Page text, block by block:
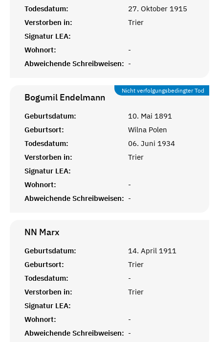
Todesdatum:
27. Oktober 1915
Verstorben in:
Trier
Signatur LEA:
Wohnort:
-
Abweichende Schreibweisen: -
Nicht verfolgungsbedingter Tod
Bogumil Endelmann
Geburtsdatum:
10. Mai 1891
Geburtsort:
Wilna Polen
Todesdatum:
06. Juni 1934
Verstorben in:
Trier
Signatur LEA:
Wohnort:
-
Abweichende Schreibweisen: -
NN Marx
Geburtsdatum:
14. April 1911
Geburtsort:
Trier
Todesdatum:
-
Verstorben in:
Trier
Signatur LEA:
Wohnort:
-
Abweichende Schreibweisen: -